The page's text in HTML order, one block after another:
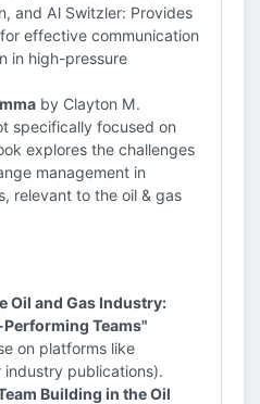
and Al Switzler: Provides
effective communication
in high-pressure
by Clayton M.
specifically focused on
explores the challenges
management in
relevant to the oil & gas
Oil and Gas Industry:
Teams"
on platforms like
industry publications).
Building in the Oil